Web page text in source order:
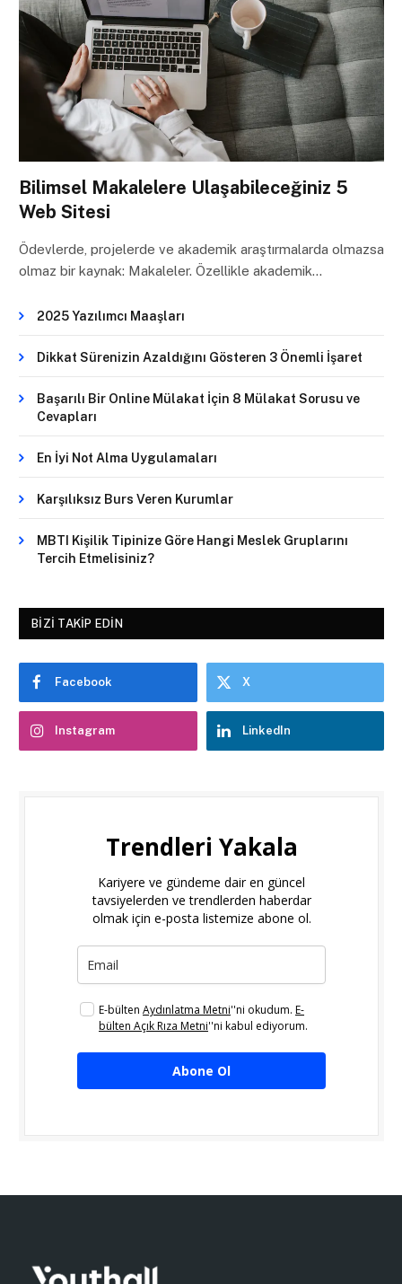
Bilimsel Makalelere Ulaşabileceğiniz 5
Web Sitesi
Ödevlerde, projelerde ve akademik araştırmalarda olmazsa
olmaz bir kaynak: Makaleler. Özellikle akademik…
2025 Yazılımcı Maaşları
Dikkat Sürenizin Azaldığını Gösteren 3 Önemli İşaret
Başarılı Bir Online Mülakat İçin 8 Mülakat Sorusu ve
Cevapları
En İyi Not Alma Uygulamaları
Karşılıksız Burs Veren Kurumlar
MBTI Kişilik Tipinize Göre Hangi Meslek Gruplarını
Tercih Etmelisiniz?
BIZI TAKIP EDIN
Facebook X
Instagram LinkedIn
Trendleri Yakala
Kariyere ve gündeme dair en güncel
tavsiyelerden ve trendlerden haberdar
olmak için e-posta listemize abone ol.
E-bülten Aydınlatma Metni''ni okudum. E-
bülten Açık Rıza Metni''ni kabul ediyorum.
Abone Ol